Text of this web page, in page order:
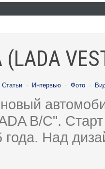
Статьи · Интервью · Фото ·
B/C".
года. Над